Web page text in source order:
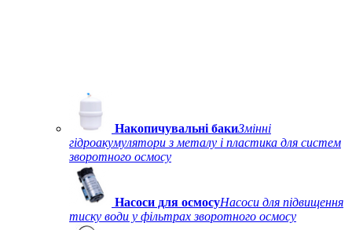
Накопичувальні бакиЗмінні
гідроакумулятори з металу і пластика для систем
зворотного осмосу
Насоси для осмосуНасоси для підвищення
тиску води у фільтрах зворотного осмосу